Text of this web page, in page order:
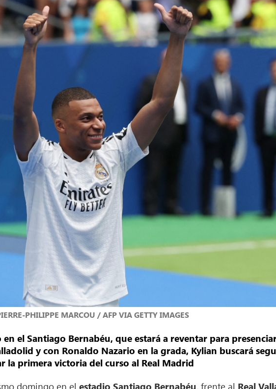
PHILIPPE MARCOU / AFP VIA GETTY IMAGES
el Santiago Bernabéu, que estará a reventar para
y con Ronaldo Nazario en la grada, Kylian buscará
la primera victoria del curso al Real Madrid
domingo en elestadio Santiago Bernabéu, frente al Real